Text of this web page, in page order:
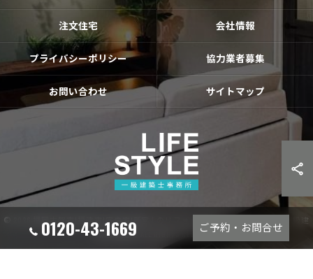
0120-43-1669 ご予約・お問合せ
注文住宅 会社情報
プライバシーポリシー 協力業者募集
お問い合わせ サイトマップ
© 2026 福岡古賀市|福津市|宗像市|新宮❘のリフォームならライフスタイル 一級建
築士事務所 ALL RIGHTS RESERVED.